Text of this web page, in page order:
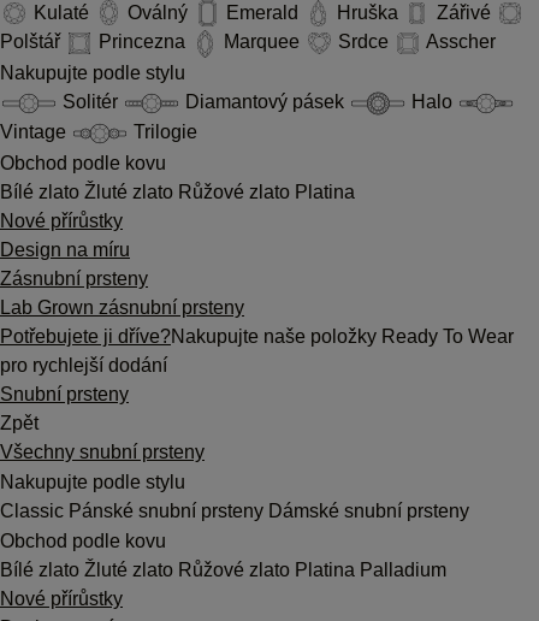
Kulaté
Oválný Emerald Hruška
Zářivé
Polštář
Princezna Marquee Srdce
Asscher
Nakupujte podle stylu
Solitér
Diamantový pásek
Halo
Vintage
Trilogie
Obchod podle kovu
Bílé zlato Žluté zlato Růžové zlato Platina
Nové přírůstky
Design na míru
Zásnubní prsteny
Lab Grown zásnubní prsteny
Potřebujete ji dříve?Nakupujte naše položky Ready To Wear
pro rychlejší dodání
Snubní prsteny
Zpět
Všechny snubní prsteny
Nakupujte podle stylu
Classic Pánské snubní prsteny Dámské snubní prsteny
Obchod podle kovu
Bílé zlato Žluté zlato Růžové zlato Platina Palladium
Nové přírůstky